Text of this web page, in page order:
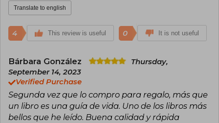
Translate to english
4 This review is useful 0 It is not useful
Bárbara González
Thursday,
September 14, 2023
Verified Purchase
Segunda vez que lo compro para regalo, más que
un libro es una guía de vida. Uno de los libros más
bellos que he leído. Buena calidad y rápida